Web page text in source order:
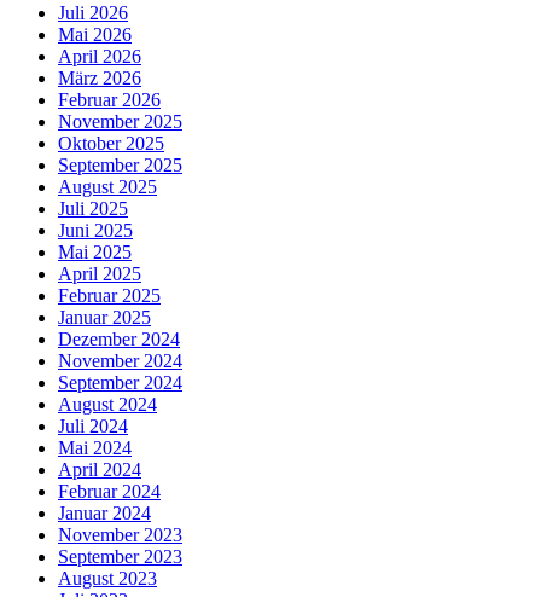
Juli 2026
Mai 2026
April 2026
März 2026
Februar 2026
November 2025
Oktober 2025
September 2025
August 2025
Juli 2025
Juni 2025
Mai 2025
April 2025
Februar 2025
Januar 2025
Dezember 2024
November 2024
September 2024
August 2024
Juli 2024
Mai 2024
April 2024
Februar 2024
Januar 2024
November 2023
September 2023
August 2023